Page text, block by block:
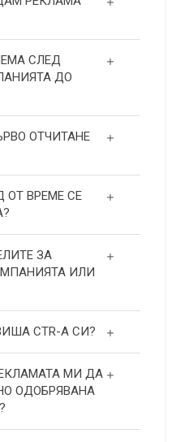
СЛЕД
ДО
ОТЧИТАНЕ
ОТ ВРЕМЕ СЕ
ЗА
ИЛИ
СТR-А СИ?
МИ ДА
ОДОБРЯВАНА